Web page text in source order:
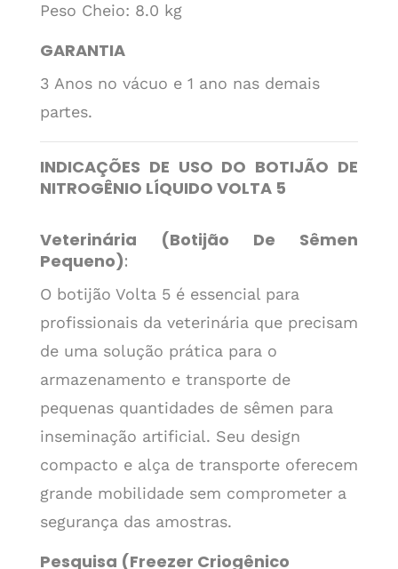
Peso Cheio: 8.0 kg
GARANTIA
3 Anos no vácuo e 1 ano nas demais
partes.
INDICAÇÕES DE USO DO BOTIJÃO DE
NITROGÊNIO LÍQUIDO VOLTA 5
Veterinária (Botijão De Sêmen
Pequeno):
O botijão Volta 5 é essencial para
profissionais da veterinária que precisam
de uma solução prática para o
armazenamento e transporte de
pequenas quantidades de sêmen para
inseminação artificial. Seu design
compacto e alça de transporte oferecem
grande mobilidade sem comprometer a
segurança das amostras.
Pesquisa (Freezer Criogênico